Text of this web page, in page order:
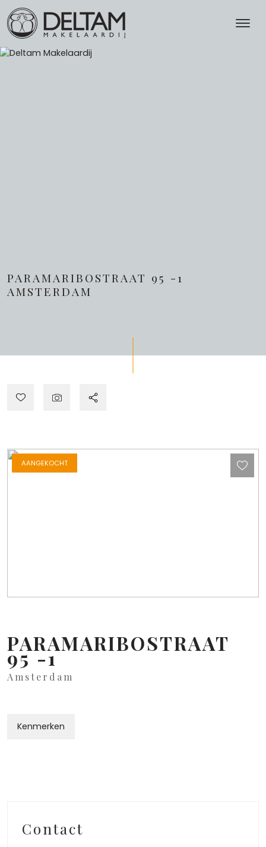
PARAMARIBOSTRAAT 95 -1
AMSTERDAM
AANGEKOCHT
PARAMARIBOSTRAAT
95 -1
Amsterdam
Kenmerken
Contact